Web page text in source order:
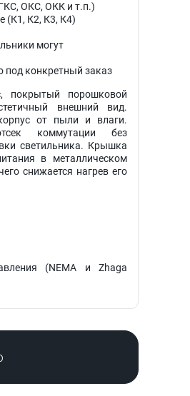
ОКС, ОКК и т.п.)
(К1, К2, К3, К4)
могут
под конкретный заказ
покрытый порошковой
внешний вид.
от пыли и влаги.
коммутации без
светильника. Крышка
в металлическом
снижается нагрев его
(NEMA и Zhaga